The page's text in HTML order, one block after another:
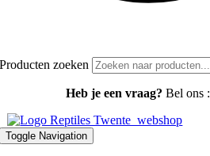
Producten zoeken
Heb je een vraag? Bel ons :
Toggle Navigation